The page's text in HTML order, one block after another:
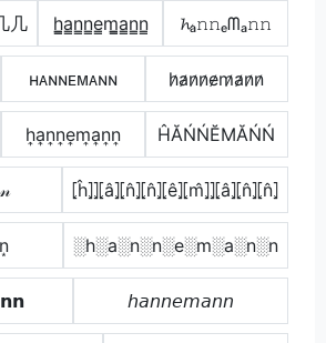
几 h̳̲a̳n̳n̳e̳m̳̲a̳n̳n̳ 𝓱ₐ𝚗𝚗ₑᗰₐ𝚗𝚗
ʜᴀɴɴᴇᴍᴀɴɴ h̷a̷n̷n̷e̷m̷a̷n̷n̷
h͎a͎n͎n͎e͎m͎a͎n͎n͎ ĤĂŃŃĔМĂŃŃ
⦏ĥ⦎⦎⦏â⦎⦏n̂⦎⦏n̂⦎⦏ê⦎⦏m̂⦎⦎⦏â⦎⦏n̂⦎⦏n̂⦎
░h░a░n░n░e░m░a░n░n
𝘩𝘢𝘯𝘯𝘦𝘮𝘢𝘯𝘯